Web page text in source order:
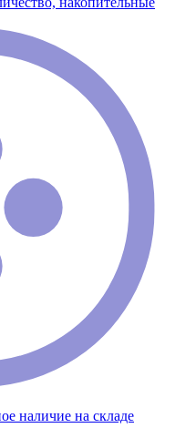
наличие на складе